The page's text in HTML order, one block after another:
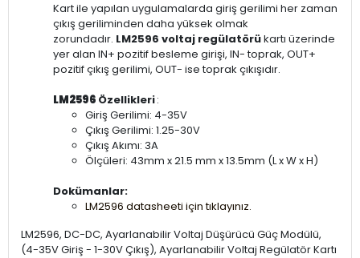
Kart ile yapılan uygulamalarda giriş gerilimi her zaman
çıkış geriliminden daha yüksek olmak
zorundadır. LM2596 voltaj regülatörükartı üzerinde
yer alan IN+ pozitif besleme girişi, IN- toprak, OUT+
pozitif çıkış gerilimi, OUT- ise toprak çıkışıdır.
LM2596 Özellikleri:
Giriş Gerilimi: 4-35V
Çıkış Gerilimi: 1.25-30V
Çıkış Akımı: 3A
Ölçüleri: 43mm x 21.5 mm x 13.5mm (L x W x H)
Dokümanlar:
LM2596 datasheeti için tıklayınız.
LM2596, DC-DC, Ayarlanabilir Voltaj Düşürücü Güç Modülü,
(4-35V Giriş - 1-30V Çıkış), Ayarlanabilir Voltaj Regülatör Kartı